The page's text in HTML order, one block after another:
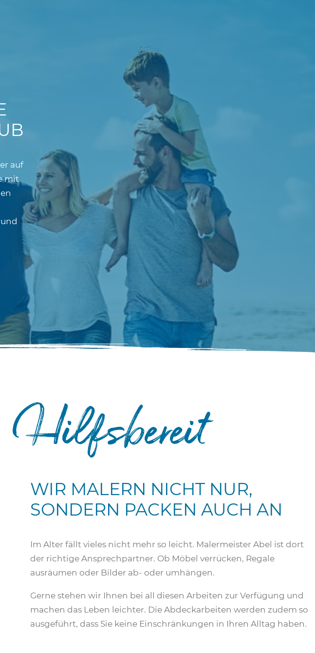
auf
mit
Hilfsbereit
WIR MALERN NICHT NUR,
SONDERN PACKEN AUCH AN
Im Alter fällt vieles nicht mehr so leicht. Malermeister Abel ist dort
der richtige Ansprechpartner. Ob Möbel verrücken, Regale
ausräumen oder Bilder ab- oder umhängen.
Gerne stehen wir Ihnen bei all diesen Arbeiten zur Verfügung und
machen das Leben leichter. Die Abdeckarbeiten werden zudem so
ausgeführt, dass Sie keine Einschränkungen in Ihren Alltag haben.